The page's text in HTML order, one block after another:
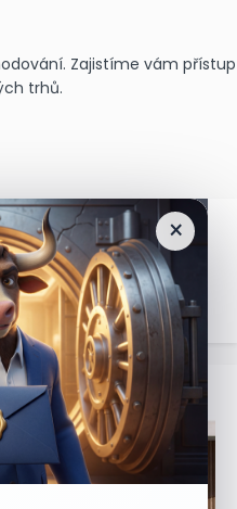
Zajistíme vám přístup
trhů.
×